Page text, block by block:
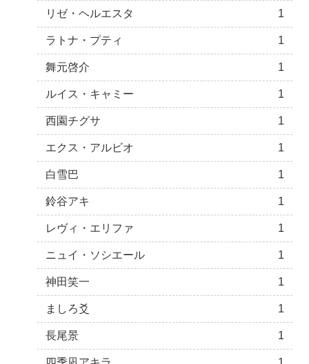
リゼ・ヘルエスタ 1
ラトナ・プティ 1
舞元啓介 1
ルイス・キャミー 1
西園チグサ 1
エクス・アルビオ 1
白雪巴 1
鈴谷アキ 1
レヴィ・エリファ 1
ニュイ・ソシエール 1
神田笑一 1
ましろ爻 1
長尾景 1